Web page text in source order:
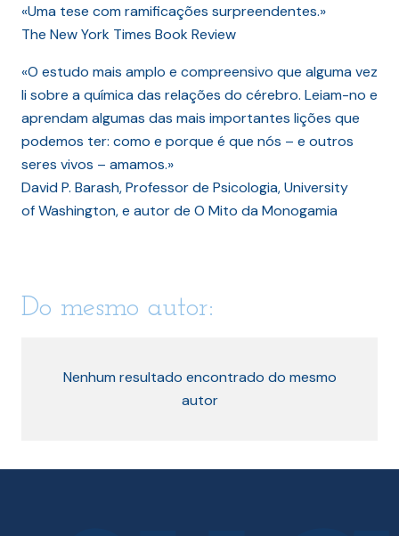
«Uma tese com ramificações surpreendentes.»
The New York Times Book Review
«O estudo mais amplo e compreensivo que alguma vez
li sobre a química das relações do cérebro. Leiam-no e
aprendam algumas das mais importantes lições que
podemos ter: como e porque é que nós – e outros
seres vivos – amamos.»
David P. Barash, Professor de Psicologia, University
of Washington, e autor de O Mito da Monogamia
Do mesmo autor:
Nenhum resultado encontrado do mesmo
autor